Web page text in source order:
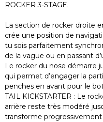
ROCKER 3-STAGE.
La section de rocker droite
crée une position de
tu sois parfaitement
de la vague ou en passant
Le rocker du nose démarre
qui permet d’engager la
penches en avant pour le
TAIL KICKSTARTER : Le
arrière reste très modéré
transforme progressivement